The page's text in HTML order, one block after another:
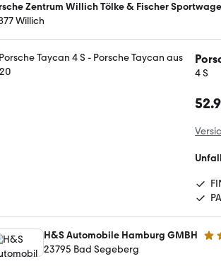
Willich
4 S
H&S Automobile Hamburg GMBH 4.6
23795 Bad Segeberg